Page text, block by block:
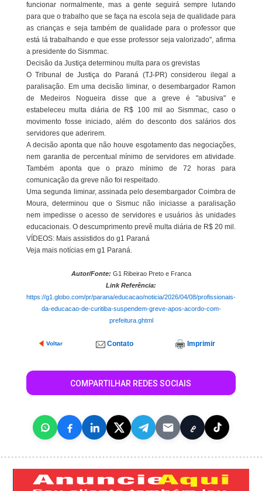
funcionar normalmente, mas a gente seguirá sempre lutando
para que o trabalho que se faça na escola seja de qualidade para
as crianças e seja também de qualidade para o professor que
está lá trabalhando e que esse professor seja valorizado", afirma
a presidente do Sismmac.
Decisão da Justiça determinou multa para os grevistas
O Tribunal de Justiça do Paraná (TJ-PR) considerou ilegal a
paralisação. Em uma decisão liminar, o desembargador Ramon
de Medeiros Nogueira disse que a greve é "abusiva" e
estabeleceu multa diária de R$ 100 mil ao Sismmac, caso o
movimento fosse iniciado, além do desconto dos salários dos
servidores que aderirem.
A decisão aponta que não houve esgotamento das negociações,
nem garantia de percentual mínimo de servidores em atividade.
Também aponta que o prazo mínimo de 72 horas para
comunicação da greve não foi respeitado.
Uma segunda liminar, assinada pelo desembargador Coimbra de
Moura, determinou que o Sismuc não iniciasse a paralisação
nem impedisse o acesso de servidores e usuários às unidades
educacionais. O descumprimento prevê multa diária de R$ 20 mil.
VÍDEOS: Mais assistidos do g1 Paraná
Veja mais notícias em g1 Paraná.
Autor/Fonte: G1 Ribeirao Preto e Franca
Link Referência:
https://g1.globo.com/pr/parana/educacao/noticia/2026/04/08/profissionais-
da-educacao-de-curitiba-suspendem-greve-apos-acordo-com-
prefeitura.ghtml
Voltar Contato Imprimir
COMPARTILHAR REDES SOCIAIS